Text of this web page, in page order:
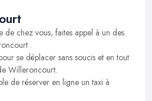
de chez vous, faites appel à un des
.
se déplacer sans soucis et en tout
Willeroncourt.
de réserver en ligne un taxi à